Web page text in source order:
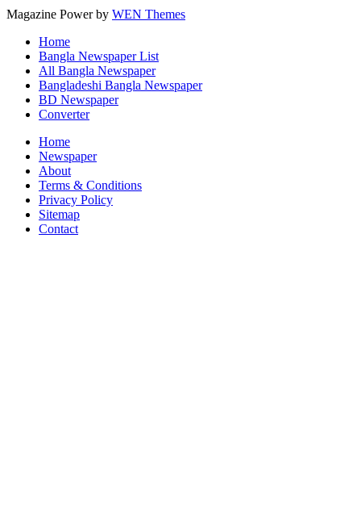
Magazine Power by WEN Themes
Home
Bangla Newspaper List
All Bangla Newspaper
Bangladeshi Bangla Newspaper
BD Newspaper
Converter
Home
Newspaper
About
Terms & Conditions
Privacy Policy
Sitemap
Contact